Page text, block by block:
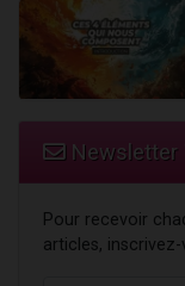
Newsletter
Pour recevoir
articles,